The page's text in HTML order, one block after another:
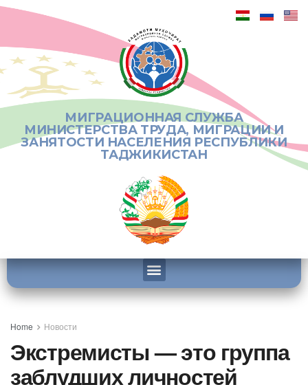
МИГРАЦИОННАЯ СЛУЖБА
МИНИСТЕРСТВА ТРУДА, МИГРАЦИИ И
ЗАНЯТОСТИ НАСЕЛЕНИЯ РЕСПУБЛИКИ
ТАДЖИКИСТАН
Home Новости
Экстремисты — это группа
заблудших личностей